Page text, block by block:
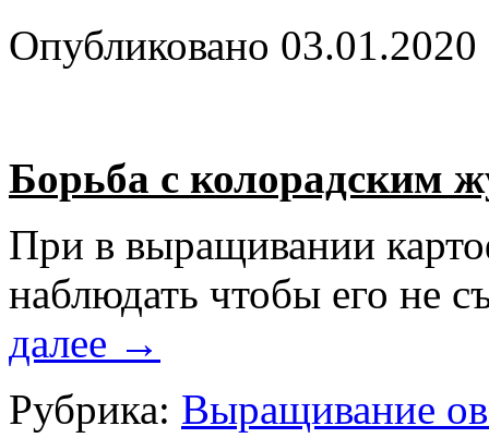
Опубликовано 03.01.2020
Борьба с колорадским
При в выращивании
наблюдать чтобы его не
далее →
Рубрика: Выращивание